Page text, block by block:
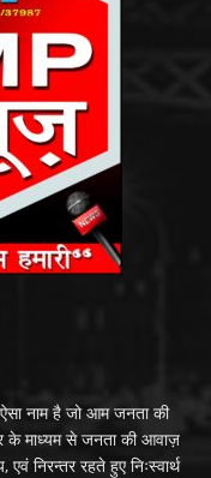
नाम है जो आम जनता की
के माध्यम से जनता की आवाज़
एवं निरन्तर रहते हुए निःस्वार्थ